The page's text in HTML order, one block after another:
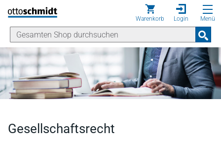
Direkt zum Inhalt
Warenkorb Login Menü
Gesellschaftsrecht